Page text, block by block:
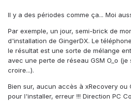
Il y a des périodes comme ça... Moi
Par exemple, un jour, semi-brick de
d'installation de GingerDX. Le
le résultat est une sorte de mélange
avec une perte de réseau GSM O_o
croire...).
Bien sur, aucun accès à xRecovery ou
pour l'installer, erreur !!! Direction PC